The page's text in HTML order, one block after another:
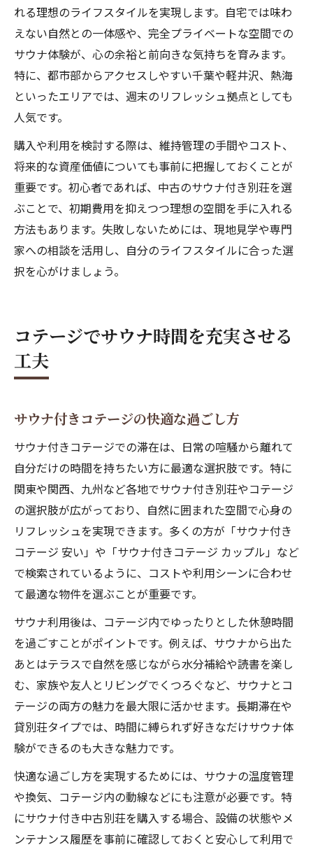
れる理想のライフスタイルを実現します。自宅では味わ
えない自然との一体感や、完全プライベートな空間での
サウナ体験が、心の余裕と前向きな気持ちを育みます。
特に、都市部からアクセスしやすい千葉や軽井沢、熱海
といったエリアでは、週末のリフレッシュ拠点としても
人気です。
購入や利用を検討する際は、維持管理の手間やコスト、
将来的な資産価値についても事前に把握しておくことが
重要です。初心者であれば、中古のサウナ付き別荘を選
ぶことで、初期費用を抑えつつ理想の空間を手に入れる
方法もあります。失敗しないためには、現地見学や専門
家への相談を活用し、自分のライフスタイルに合った選
択を心がけましょう。
コテージでサウナ時間を充実させる
工夫
サウナ付きコテージの快適な過ごし方
サウナ付きコテージでの滞在は、日常の喧騒から離れて
自分だけの時間を持ちたい方に最適な選択肢です。特に
関東や関西、九州など各地でサウナ付き別荘やコテージ
の選択肢が広がっており、自然に囲まれた空間で心身の
リフレッシュを実現できます。多くの方が「サウナ付き
コテージ 安い」や「サウナ付きコテージ カップル」など
で検索されているように、コストや利用シーンに合わせ
て最適な物件を選ぶことが重要です。
サウナ利用後は、コテージ内でゆったりとした休憩時間
を過ごすことがポイントです。例えば、サウナから出た
あとはテラスで自然を感じながら水分補給や読書を楽し
む、家族や友人とリビングでくつろぐなど、サウナとコ
テージの両方の魅力を最大限に活かせます。長期滞在や
貸別荘タイプでは、時間に縛られず好きなだけサウナ体
験ができるのも大きな魅力です。
快適な過ごし方を実現するためには、サウナの温度管理
や換気、コテージ内の動線などにも注意が必要です。特
にサウナ付き中古別荘を購入する場合、設備の状態やメ
ンテナンス履歴を事前に確認しておくと安心して利用で